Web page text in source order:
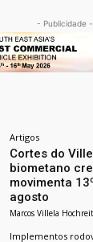
- Publicidade -
Artigos
Cortes do
biometano
movimenta
agosto
Marcos Villela
Implementos